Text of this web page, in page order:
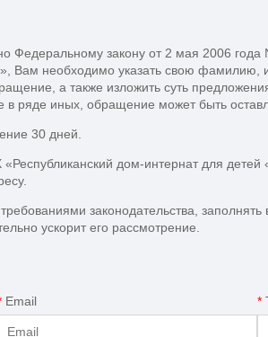
Федеральному закону от 2 мая 2006
Вам необходимо указать свою фамилию,
а также изложить суть
в ряде иных, обращение может быть
30 дней.
дом-интернат для
законодательства,
ускорит его рассмотрение.
Email *